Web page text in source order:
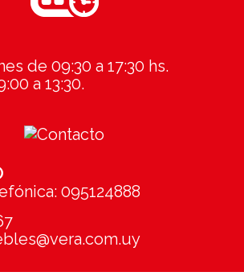
de 09:30 a 17:30 hs.
a 13:30.
095124888